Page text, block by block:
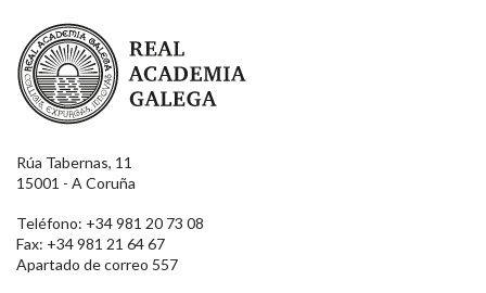
Real Academia Galega
Rúa Tabernas, 11
15001 - A Coruña
Teléfono: +34 981 20 73 08
Fax: +34 981 21 64 67
Apartado de correo 557